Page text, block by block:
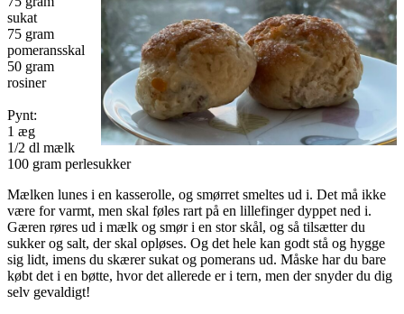
sukat
75 gram
pomeransskal
50 gram
rosiner
Pynt:
1 æg
1/2 dl mælk
100 gram perlesukker
Mælken lunes i en kasserolle, og smørret smeltes ud i. Det må ikke
være for varmt, men skal føles rart på en lillefinger dyppet ned i.
Gæren røres ud i mælk og smør i en stor skål, og så tilsætter du
sukker og salt, der skal opløses. Og det hele kan godt stå og hygge
sig lidt, imens du skærer sukat og pomerans ud. Måske har du bare
købt det i en bøtte, hvor det allerede er i tern, men der snyder du dig
selv gevaldigt!